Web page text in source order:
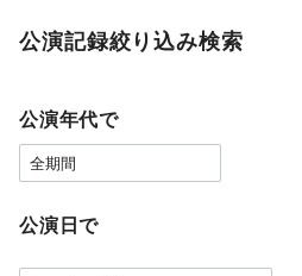
公演記録絞り込み検索
公演年代で
公演日で